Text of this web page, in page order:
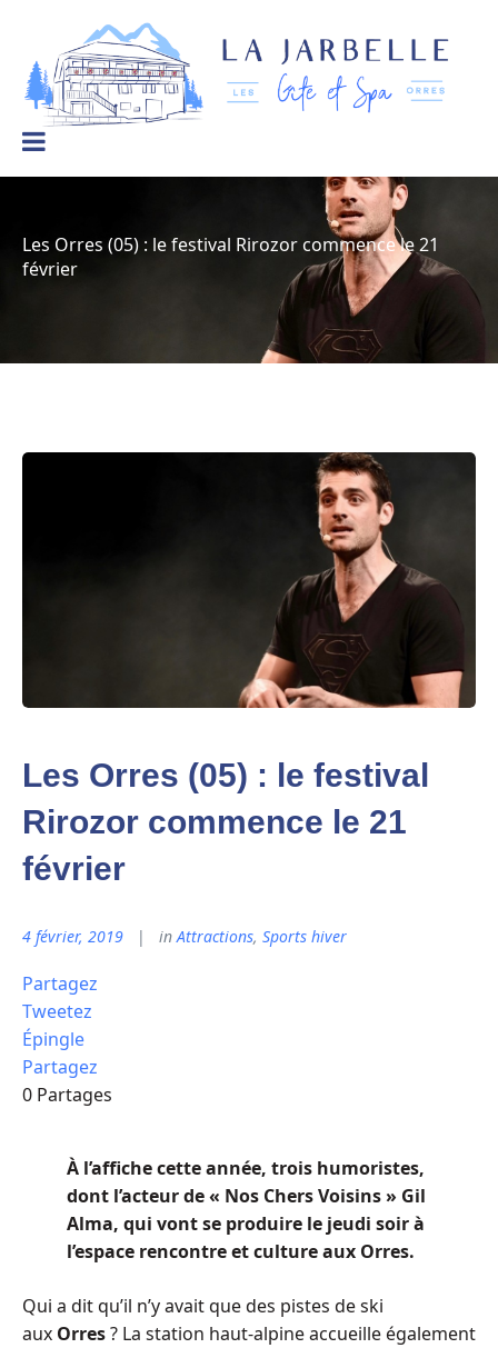
La Jarbelle – Gîtes et Spa
Le
bien-
être
la
Les Orres (05) : le festival Rirozor commence le 21
février
Les Orres (05) : le festival
Rirozor commence le 21
février
4 février, 2019 in Attractions, Sports hiver
Partagez
Tweetez
Épingle
Partagez
0 Partages
À l’affiche cette année, trois humoristes,
dont l’acteur de « Nos Chers Voisins » Gil
Alma, qui vont se produire le jeudi soir à
l’espace rencontre et culture aux Orres.
Qui a dit qu’il n’y avait que des pistes de ski
aux Orres? La station haut-alpine accueille également